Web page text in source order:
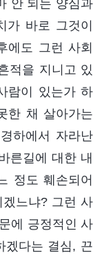
안 되는 양심과
가 바로 그것이
에도 그런 사회
적을 지니고 있
람이 있는가 하
한 채 살아가는
하에서 자라난
른길에 대한 내
정도 훼손되어
느냐? 그런 사
에 긍정적인 사
겠다는 결심, 끈